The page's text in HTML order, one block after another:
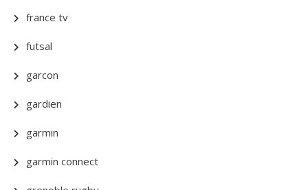
france tv
futsal
garcon
gardien
garmin
garmin connect